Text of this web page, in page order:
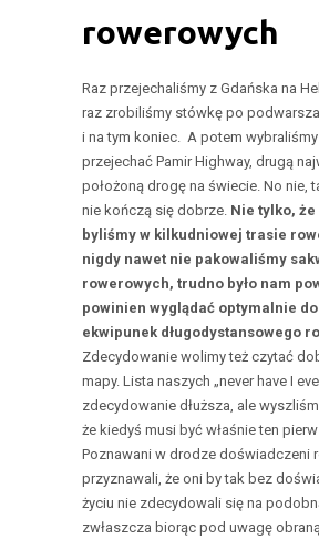
rowerowych
Raz przejechaliśmy z Gdańska na
raz zrobiliśmy stówkę po
i na tym koniec. A potem
przejechać Pamir Highway, drugą
położoną drogę na świecie. No nie,
nie kończą się dobrze. Nie tylko,
byliśmy w kilkudniowej trasie
nigdy nawet nie pakowaliśmy
rowerowych, trudno było nam
powinien wyglądać optymalnie
ekwipunek długodystansowego
Zdecydowanie wolimy też czytać
mapy. Lista naszych „never have I
zdecydowanie dłuższa, ale
że kiedyś musi być właśnie ten
Poznawani w drodze doświadczeni
przyznawali, że oni by tak bez
życiu nie zdecydowali się na
zwłaszcza biorąc pod uwagę